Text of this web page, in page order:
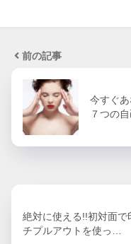
前の記事
今すぐ
７つの
絶対に使える!!初対面
チプルアウトを使っ…